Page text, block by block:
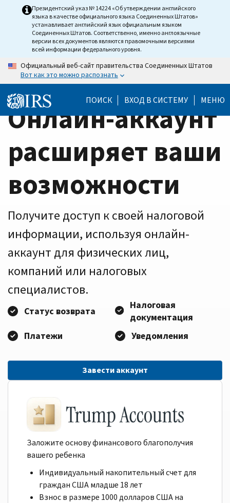
HomeПрезидентский указ № 14224 «Об утверждении английского
языка в качестве официального языка Соединенных Штатов»
устанавливает английский язык официальным языком
Соединенных Штатов. Соответственно, именно англоязычные
версии всех документов являются правомочными версиями
всей информации федерального уровня.
Официальный веб-сайт правительства Соединенных Штатов
Вот как это можно распознать
ПОИСК ВХОД В СИСТЕМУ МЕНЮ
Онлайн-аккаунт
расширяет ваши
возможности
Получите доступ к своей налоговой
информации, используя онлайн-
аккаунт для физических лиц,
компаний или налоговых
специалистов.
Статус возврата
Налоговая
документация
Платежи
Уведомления
Завести аккаунт
Заложите основу финансового благополучия
вашего ребенка
Индивидуальный накопительный счет для
граждан США младше 18 лет
Взнос в размере 1000 долларов США на